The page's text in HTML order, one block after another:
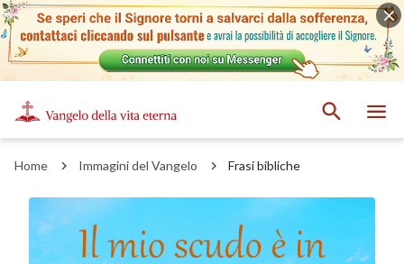
Home Immagini del Vangelo Frasi bibliche